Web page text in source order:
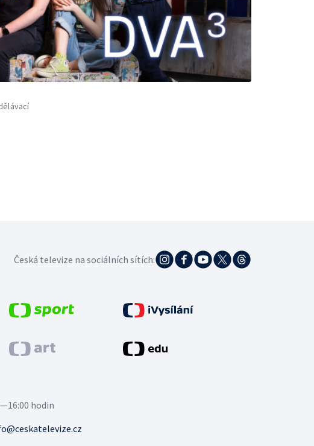
hodin
Česká televize na sociálních sítích: